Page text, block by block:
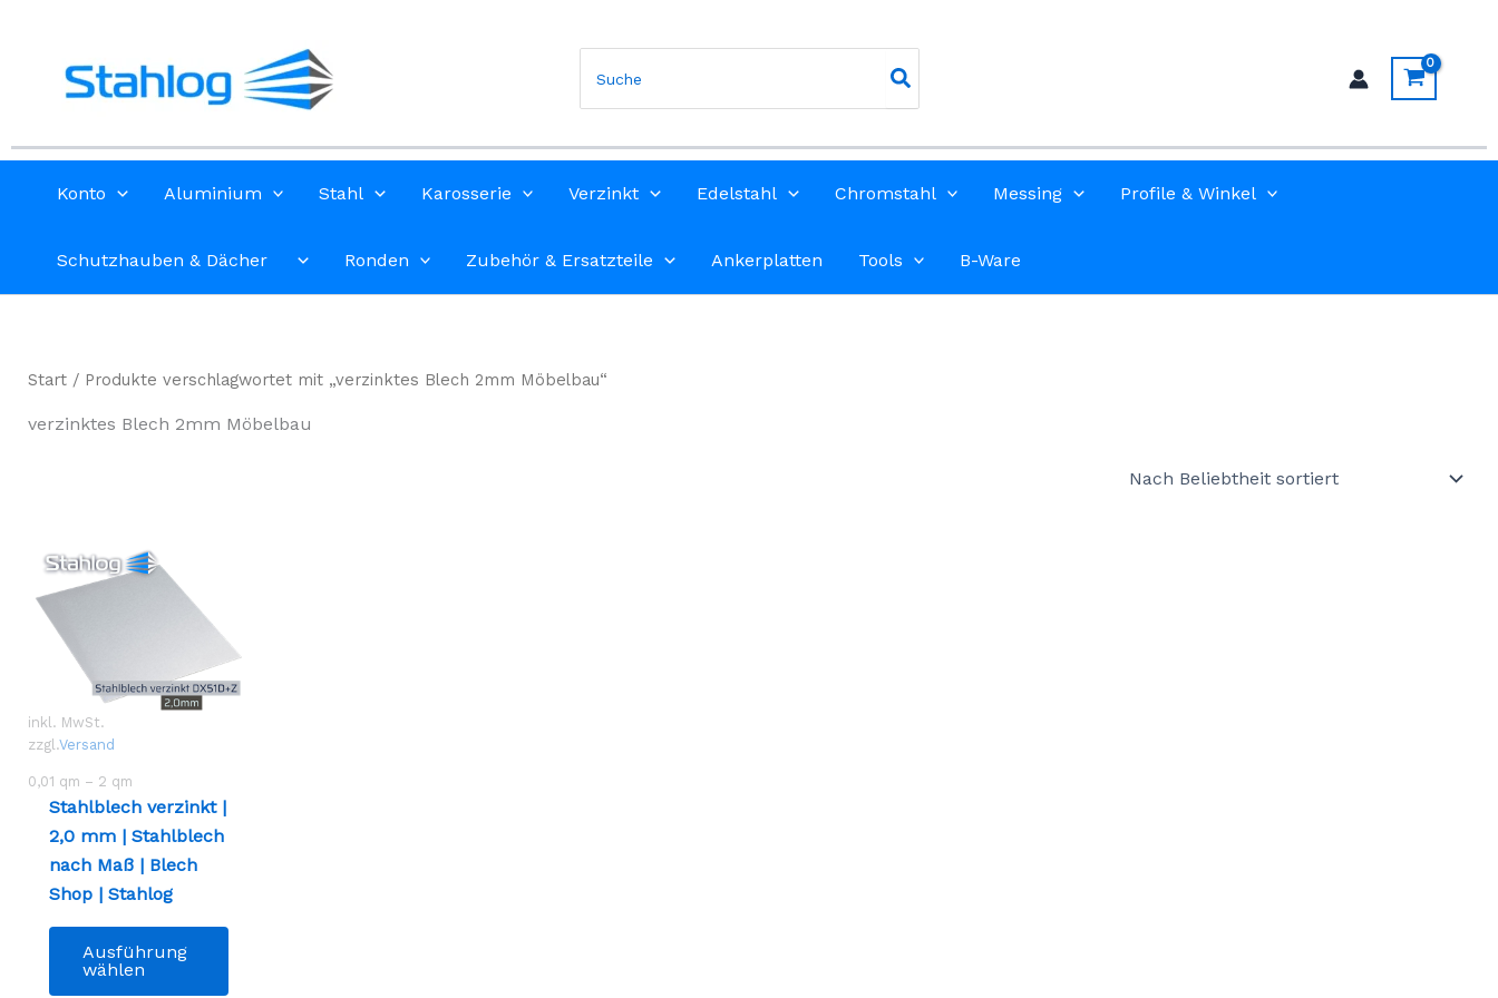
springen
for:
Konto Aluminium Stahl Karosserie Verzinkt Edelstahl Chromstahl Messing Profile & Winkel
Schutzhauben & Dächer Ronden Zubehör & Ersatzteile Ankerplatten Tools B-Ware
Start / Produkte verschlagwortet mit „verzinktes Blech 2mm Möbelbau“
verzinktes Blech 2mm Möbelbau
inkl. MwSt.
zzgl.Versand
0,01 qm – 2 qm
Stahlblech verzinkt |
2,0 mm | Stahlblech
nach Maß | Blech
Shop | Stahlog
Ausführung
wählen
Dieses
weist